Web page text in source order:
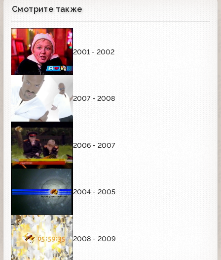
Смотрите также
2001 - 2002
2007 - 2008
2006 - 2007
2004 - 2005
2008 - 2009